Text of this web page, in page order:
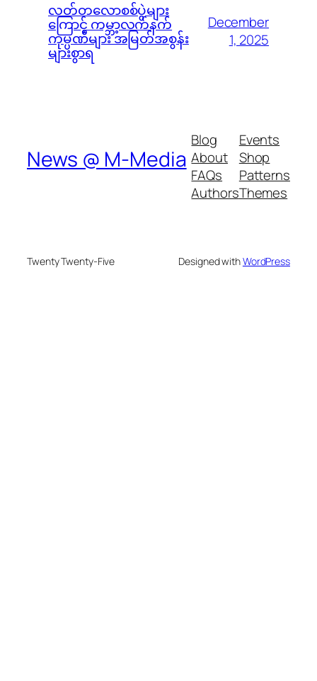
လတ်တလောစစ်ပွဲများ
ကြောင့် ကမ္ဘာ့လက်နက်
ကုမ္ပဏီများ အမြတ်အစွန်း
များစွာရ
December
1, 2025
News @ M-Media
Blog
About
FAQs
Authors
Events
Shop
Patterns
Themes
Twenty Twenty-Five Designed withWordPress